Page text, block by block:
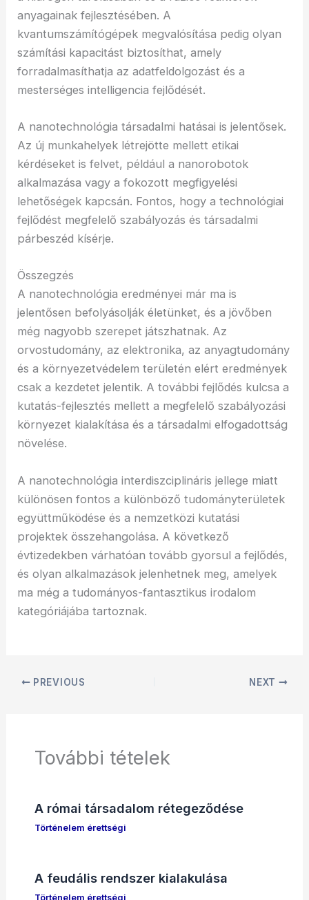
anyagainak fejlesztésében. A
kvantumszámítógépek megvalósítása pedig olyan
számítási kapacitást biztosíthat, amely
forradalmasíthatja az adatfeldolgozást és a
mesterséges intelligencia fejlődését.
A nanotechnológia társadalmi hatásai is jelentősek.
Az új munkahelyek létrejötte mellett etikai
kérdéseket is felvet, például a nanorobotok
alkalmazása vagy a fokozott megfigyelési
lehetőségek kapcsán. Fontos, hogy a technológiai
fejlődést megfelelő szabályozás és társadalmi
párbeszéd kísérje.
Összegzés
A nanotechnológia eredményei már ma is
jelentősen befolyásolják életünket, és a jövőben
még nagyobb szerepet játszhatnak. Az
orvostudomány, az elektronika, az anyagtudomány
és a környezetvédelem területén elért eredmények
csak a kezdetet jelentik. A további fejlődés kulcsa a
kutatás-fejlesztés mellett a megfelelő szabályozási
környezet kialakítása és a társadalmi elfogadottság
növelése.
A nanotechnológia interdiszciplináris jellege miatt
különösen fontos a különböző tudományterületek
együttműködése és a nemzetközi kutatási
projektek összehangolása. A következő
évtizedekben várhatóan tovább gyorsul a fejlődés,
és olyan alkalmazások jelenhetnek meg, amelyek
ma még a tudományos-fantasztikus irodalom
kategóriájába tartoznak.
PREVIOUS NEXT
További tételek
A római társadalom rétegeződése
Történelem érettségi
A feudális rendszer kialakulása
Történelem érettségi